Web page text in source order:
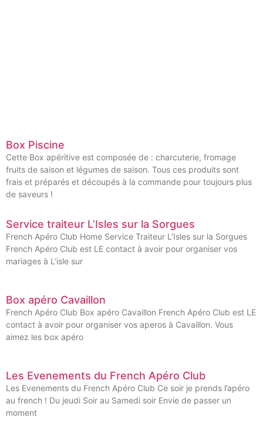
Box Piscine
Cette Box apéritive est composée de : charcuterie, fromage
fruits de saison et légumes de saison. Tous ces produits sont
frais et préparés et découpés à la commande pour toujours plus
de saveurs !
Service traiteur L’Isles sur la Sorgues
French Apéro Club Home Service Traiteur L’Isles sur la Sorgues
French Apéro Club est LE contact à avoir pour organiser vos
mariages à L’isle sur
Box apéro Cavaillon
French Apéro Club Box apéro Cavaillon French Apéro Club est LE
contact à avoir pour organiser vos aperos à Cavaillon. Vous
aimez les box apéro
Les Evenements du French Apéro Club
Les Evenements du French Apéro Club Ce soir je prends l’apéro
au french ! Du jeudi Soir au Samedi soir Envie de passer un
moment